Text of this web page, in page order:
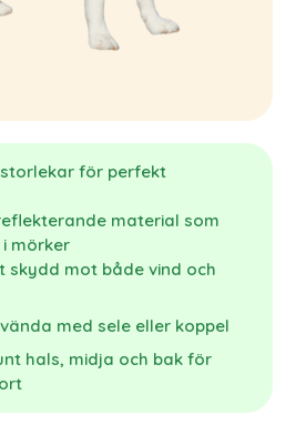
för perfekt
material som
mörker
skydd mot både vind och
med sele eller koppel
hals, midja och bak för